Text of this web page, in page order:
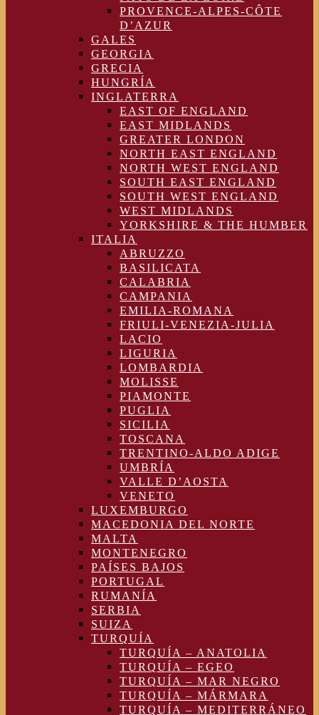
PROVENCE-ALPES-CÔTE
D’AZUR
GALES
GEORGIA
GRECIA
HUNGRÍA
INGLATERRA
EAST OF ENGLAND
EAST MIDLANDS
GREATER LONDON
NORTH EAST ENGLAND
NORTH WEST ENGLAND
SOUTH EAST ENGLAND
SOUTH WEST ENGLAND
WEST MIDLANDS
YORKSHIRE & THE HUMBER
ITALIA
ABRUZZO
BASILICATA
CALABRIA
CAMPANIA
EMILIA-ROMANA
FRIULI-VENEZIA-JULIA
LACIO
LIGURIA
LOMBARDIA
MOLISSE
PIAMONTE
PUGLIA
SICILIA
TOSCANA
TRENTINO-ALDO ADIGE
UMBRÍA
VALLE D’AOSTA
VENETO
LUXEMBURGO
MACEDONIA DEL NORTE
MALTA
MONTENEGRO
PAÍSES BAJOS
PORTUGAL
RUMANÍA
SERBIA
SUIZA
TURQUÍA
TURQUÍA – ANATOLIA
TURQUÍA – EGEO
TURQUÍA – MAR NEGRO
TURQUÍA – MÁRMARA
TURQUÍA – MEDITERRÁNEO